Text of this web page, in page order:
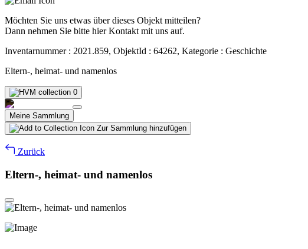
Möchten Sie uns etwas über dieses Objekt mitteilen?
Dann nehmen Sie bitte hier Kontakt mit uns auf.
Inventarnummer : 2021.859, ObjektId : 64262, Kategorie : Geschichte
Eltern-, heimat- und namenlos
0
Meine Sammlung
Zur Sammlung hinzufügen
Zurück
Eltern-, heimat- und namenlos